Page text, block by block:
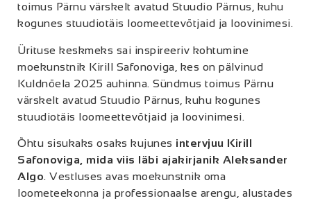
toimus Pärnu värskelt avatud Stuudio Pärnus, kuhu
kogunes stuudiotäis loomeettevõtjaid ja loovinimesi.
Ürituse keskmeks sai inspireeriv kohtumine
moekunstnik Kirill Safonoviga, kes on pälvinud
Kuldnõela 2025 auhinna. Sündmus toimus Pärnu
värskelt avatud Stuudio Pärnus, kuhu kogunes
stuudiotäis loomeettevõtjaid ja loovinimesi.
Õhtu sisukaks osaks kujunes intervjuu Kirill
Safonoviga, mida viis läbi ajakirjanik Aleksander
Algo. Vestluses avas moekunstnik oma
loometeekonna ja professionaalse arengu, alustades